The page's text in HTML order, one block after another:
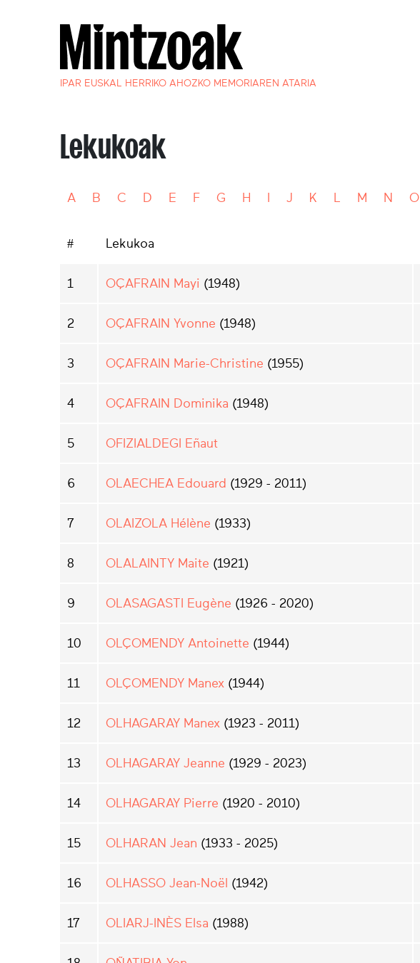
IPAR EUSKAL HERRIKO AHOZKO MEMORIAREN ATARIA
Lekukoak
A B C D E F G H J K L M N O
# Lekukoa
1 OÇAFRAIN Mayi (1948)
2 OÇAFRAIN Yvonne (1948)
3 OÇAFRAIN Marie-Christine (1955)
4 OÇAFRAIN Dominika (1948)
5 OFIZIALDEGI Eñaut
6 OLAECHEA Edouard (1929 - 2011)
7 OLAIZOLA Hélène (1933)
8 OLALAINTY Maite (1921)
9 OLASAGASTI Eugène (1926 - 2020)
10 OLÇOMENDY Antoinette (1944)
11 OLÇOMENDY Manex (1944)
12 OLHAGARAY Manex (1923 - 2011)
13 OLHAGARAY Jeanne (1929 - 2023)
14 OLHAGARAY Pierre (1920 - 2010)
15 OLHARAN Jean (1933 - 2025)
16 OLHASSO Jean-Noël (1942)
17 OLIARJ-INÈS Elsa (1988)